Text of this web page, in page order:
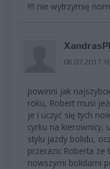
!!!! nie wytrzymię
06.07.2017
powinni jak
roku, Robert musi
je i uczyć się tych
cyrku na kierownicy,
stylu jazdy bolidu,
przerazic Roberta ze
nowszymi bolidami